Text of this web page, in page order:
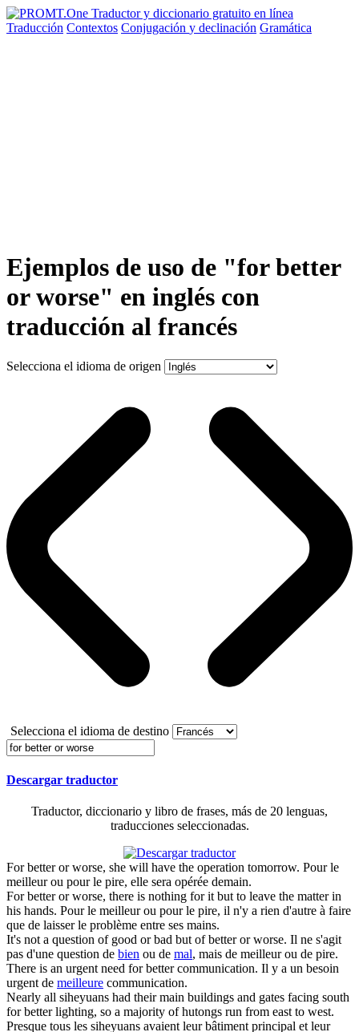
Traducción Contextos Conjugación y declinación Gramática
Ejemplos de uso de "for better
or worse" en inglés con
traducción al francés
Selecciona el idioma de origen
Selecciona el idioma de destino
Descargar traductor
Traductor, diccionario y libro de frases, más de 20 lenguas,
traducciones seleccionadas.
For better or worse, she will have the operation tomorrow. Pour le
meilleur ou pour le pire, elle sera opérée demain.
For better or worse, there is nothing for it but to leave the matter in
his hands. Pour le meilleur ou pour le pire, il n'y a rien d'autre à faire
que de laisser le problème entre ses mains.
It's not a question of good or bad but ofbetter or worse. Il ne s'agit
pas d'une question de bien ou de mal, mais de meilleur ou de pire.
There is an urgent need for bettercommunication. Il y a un besoin
urgent de meilleure communication.
Nearly all siheyuans had their main buildings and gates facing south
for betterlighting, so a majority of hutongs run from east to west.
Presque tous les siheyuans avaient leur bâtiment principal et leur